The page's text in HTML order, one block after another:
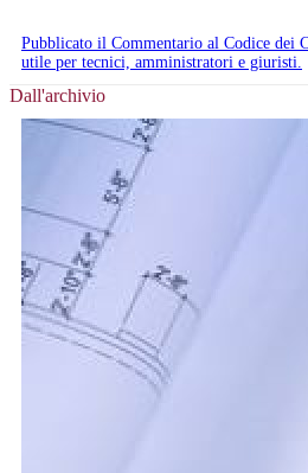
Pubblicato il Commentario al Codice dei
utile per tecnici, amministratori e giuristi.
Dall'archivio